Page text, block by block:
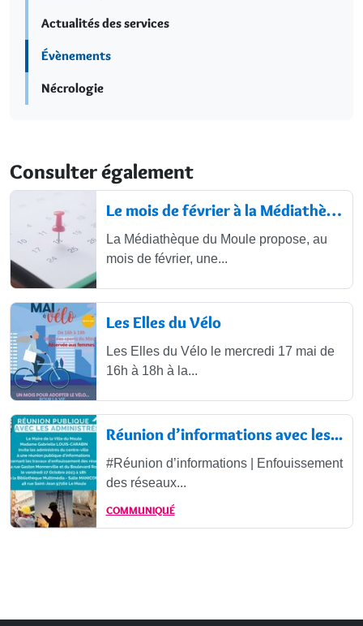
Actualités des services
Évènements
Nécrologie
Consulter également
Le mois de février à la Médiathèque...
La Médiathèque du Moule propose, au
mois de février, une...
Les Elles du Vélo
Les Elles du Vélo le mercredi 17 mai de
16h à 18h à la...
Réunion d’informations avec les...
#Réunion d’informations | Enfouissement
des réseaux...
COMMUNIQUÉ